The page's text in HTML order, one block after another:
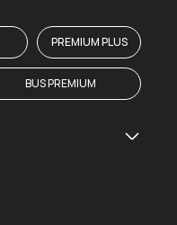
PREMIUM PLUS
BUS PREMIUM